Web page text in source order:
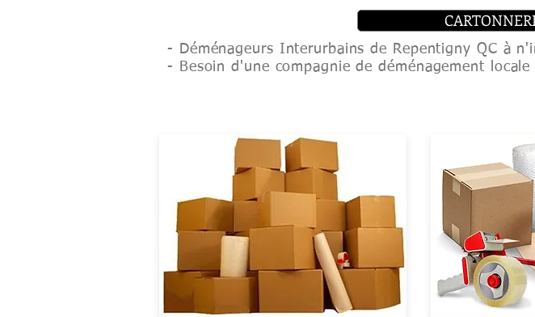
- Déménageurs Interurbains de Repentigny QC à
- Besoin d'une compagnie de déménagement